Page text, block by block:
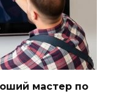
мастер по